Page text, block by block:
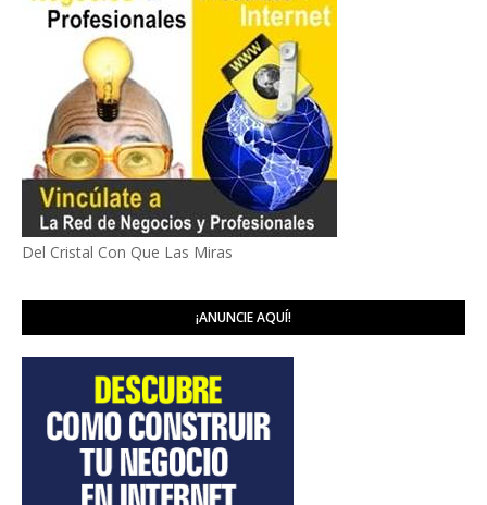
Del Cristal Con Que Las Miras
¡ANUNCIE AQUÍ!